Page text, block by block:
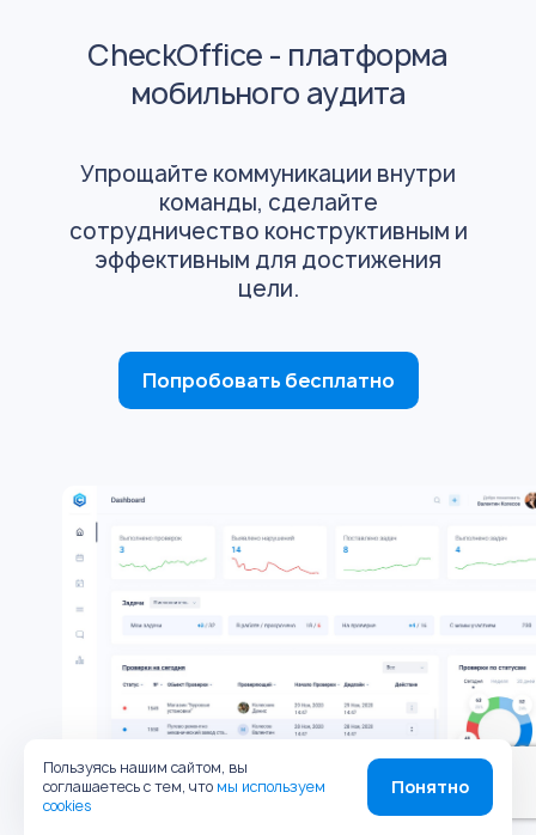
CheckOffice - платформа
мобильного аудита
Упрощайте коммуникации внутри
команды, сделайте
сотрудничество конструктивным и
эффективным для достижения
цели.
Попробовать бесплатно
Пользуясь нашим сайтом, вы
соглашаетесь с тем, что мы используем
cookies
Понятно